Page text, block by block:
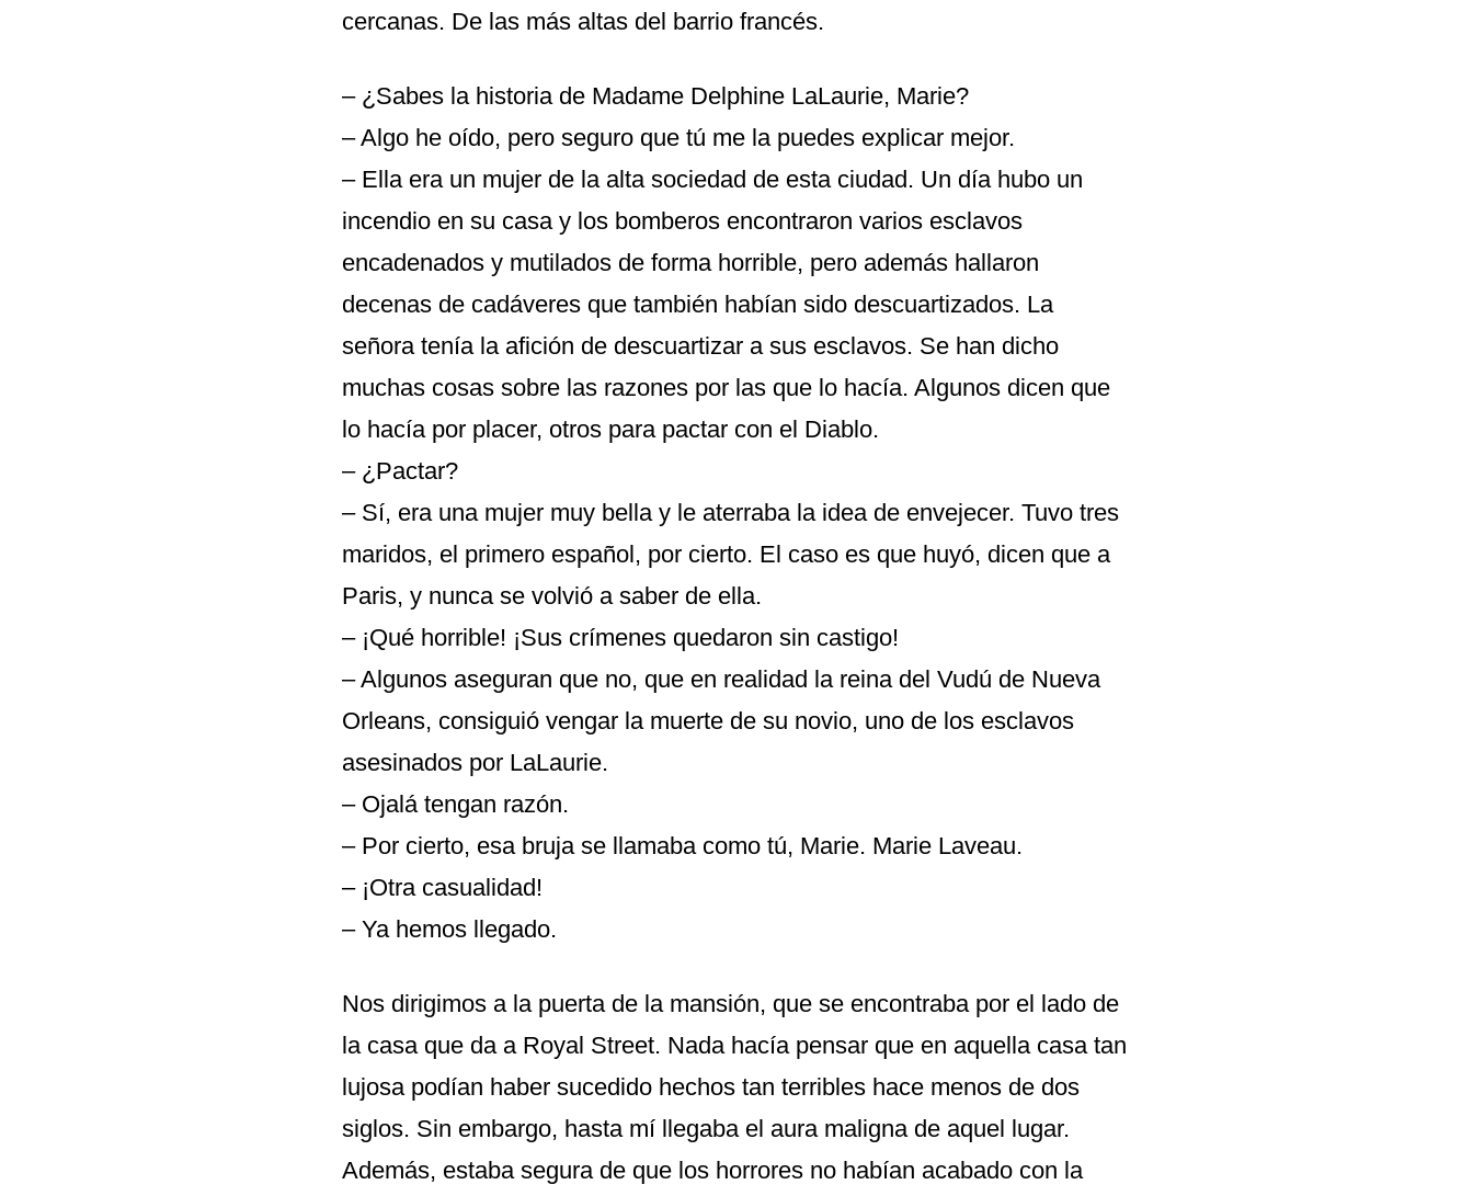
cercanas. De las más altas del barrio francés.
– ¿Sabes la historia de Madame Delphine LaLaurie, Marie?
– Algo he oído, pero seguro que tú me la puedes explicar mejor.
– Ella era un mujer de la alta sociedad de esta ciudad. Un día hubo un
incendio en su casa y los bomberos encontraron varios esclavos
encadenados y mutilados de forma horrible, pero además hallaron
decenas de cadáveres que también habían sido descuartizados. La
señora tenía la afición de descuartizar a sus esclavos. Se han dicho
muchas cosas sobre las razones por las que lo hacía. Algunos dicen que
lo hacía por placer, otros para pactar con el Diablo.
– ¿Pactar?
– Sí, era una mujer muy bella y le aterraba la idea de envejecer. Tuvo tres
maridos, el primero español, por cierto. El caso es que huyó, dicen que a
Paris, y nunca se volvió a saber de ella.
– ¡Qué horrible! ¡Sus crímenes quedaron sin castigo!
– Algunos aseguran que no, que en realidad la reina del Vudú de Nueva
Orleans, consiguió vengar la muerte de su novio, uno de los esclavos
asesinados por LaLaurie.
– Ojalá tengan razón.
– Por cierto, esa bruja se llamaba como tú, Marie. Marie Laveau.
– ¡Otra casualidad!
– Ya hemos llegado.
Nos dirigimos a la puerta de la mansión, que se encontraba por el lado de
la casa que da a Royal Street. Nada hacía pensar que en aquella casa tan
lujosa podían haber sucedido hechos tan terribles hace menos de dos
siglos. Sin embargo, hasta mí llegaba el aura maligna de aquel lugar.
Además, estaba segura de que los horrores no habían acabado con la